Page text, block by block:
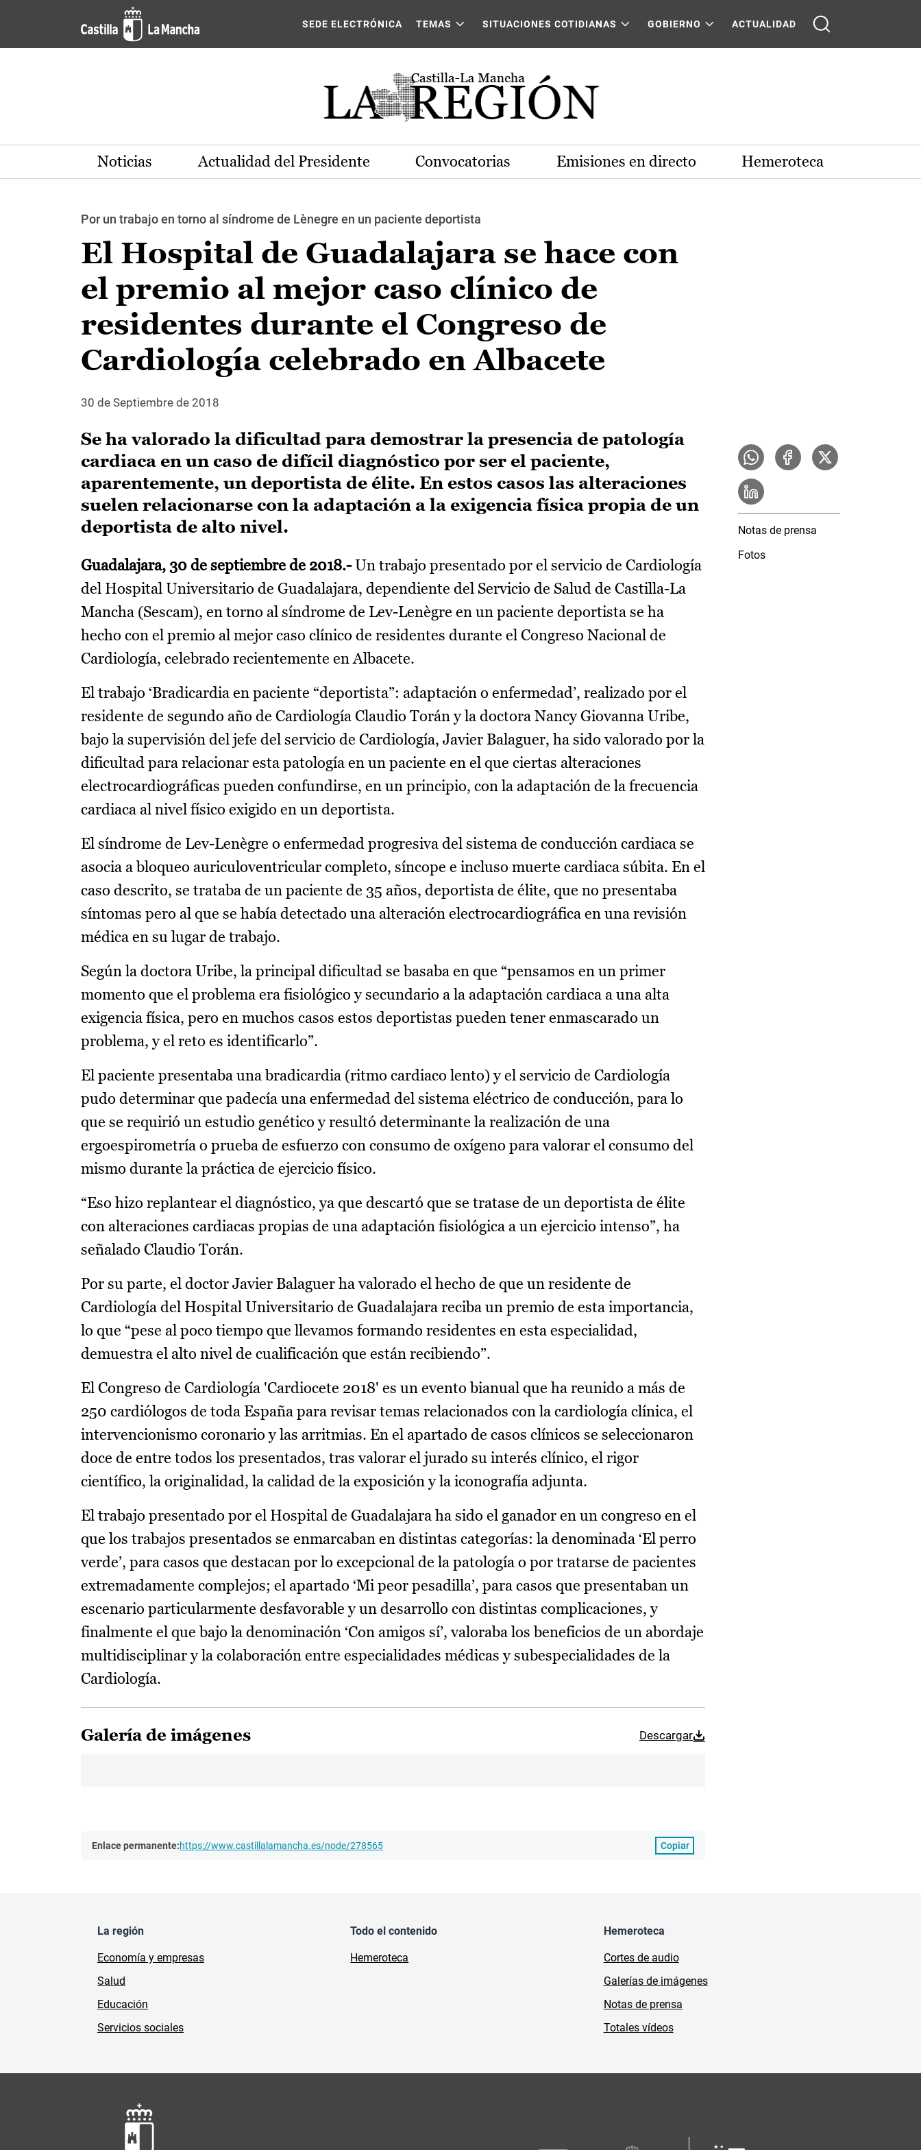
Pasar al contenido principal
SEDE ELECTRÓNICA TEMAS SITUACIONES COTIDIANAS GOBIERNO ACTUALIDAD
Noticias Actualidad del Presidente Convocatorias Emisiones en directo Hemeroteca
Por un trabajo en torno al síndrome de Lènegre en un paciente deportista
El Hospital de Guadalajara se hace con
el premio al mejor caso clínico de
residentes durante el Congreso de
Cardiología celebrado en Albacete
30 de Septiembre de 2018
Se ha valorado la dificultad para demostrar la presencia de patología
cardiaca en un caso de difícil diagnóstico por ser el paciente,
aparentemente, un deportista de élite. En estos casos las alteraciones
suelen relacionarse con la adaptación a la exigencia física propia de un
deportista de alto nivel.
Guadalajara, 30 de septiembre de 2018.-Un trabajo presentado por el servicio de Cardiología
del Hospital Universitario de Guadalajara, dependiente del Servicio de Salud de Castilla-La
Mancha (Sescam), en torno al síndrome de Lev-Lenègre en un paciente deportista se ha
hecho con el premio al mejor caso clínico de residentes durante el Congreso Nacional de
Cardiología, celebrado recientemente en Albacete.
El trabajo ‘Bradicardia en paciente “deportista”: adaptación o enfermedad’, realizado por el
residente de segundo año de Cardiología Claudio Torán y la doctora Nancy Giovanna Uribe,
bajo la supervisión del jefe del servicio de Cardiología, Javier Balaguer, ha sido valorado por la
dificultad para relacionar esta patología en un paciente en el que ciertas alteraciones
electrocardiográficas pueden confundirse, en un principio, con la adaptación de la frecuencia
cardiaca al nivel físico exigido en un deportista.
El síndrome de Lev-Lenègre o enfermedad progresiva del sistema de conducción cardiaca se
asocia a bloqueo auriculoventricular completo, síncope e incluso muerte cardiaca súbita. En el
caso descrito, se trataba de un paciente de 35 años, deportista de élite, que no presentaba
síntomas pero al que se había detectado una alteración electrocardiográfica en una revisión
médica en su lugar de trabajo.
Según la doctora Uribe, la principal dificultad se basaba en que “pensamos en un primer
momento que el problema era fisiológico y secundario a la adaptación cardiaca a una alta
exigencia física, pero en muchos casos estos deportistas pueden tener enmascarado un
problema, y el reto es identificarlo”.
El paciente presentaba una bradicardia (ritmo cardiaco lento) y el servicio de Cardiología
pudo determinar que padecía una enfermedad del sistema eléctrico de conducción, para lo
que se requirió un estudio genético y resultó determinante la realización de una
ergoespirometría o prueba de esfuerzo con consumo de oxígeno para valorar el consumo del
mismo durante la práctica de ejercicio físico.
“Eso hizo replantear el diagnóstico, ya que descartó que se tratase de un deportista de élite
con alteraciones cardiacas propias de una adaptación fisiológica a un ejercicio intenso”, ha
señalado Claudio Torán.
Por su parte, el doctor Javier Balaguer ha valorado el hecho de que un residente de
Cardiología del Hospital Universitario de Guadalajara reciba un premio de esta importancia,
lo que “pese al poco tiempo que llevamos formando residentes en esta especialidad,
demuestra el alto nivel de cualificación que están recibiendo”.
El Congreso de Cardiología 'Cardiocete 2018' es un evento bianual que ha reunido a más de
250 cardiólogos de toda España para revisar temas relacionados con la cardiología clínica, el
intervencionismo coronario y las arritmias. En el apartado de casos clínicos se seleccionaron
doce de entre todos los presentados, tras valorar el jurado su interés clínico, el rigor
científico, la originalidad, la calidad de la exposición y la iconografía adjunta.
El trabajo presentado por el Hospital de Guadalajara ha sido el ganador en un congreso en el
que los trabajos presentados se enmarcaban en distintas categorías: la denominada ‘El perro
verde’, para casos que destacan por lo excepcional de la patología o por tratarse de pacientes
extremadamente complejos; el apartado ‘Mi peor pesadilla’, para casos que presentaban un
escenario particularmente desfavorable y un desarrollo con distintas complicaciones, y
finalmente el que bajo la denominación ‘Con amigos sí’, valoraba los beneficios de un abordaje
multidisciplinar y la colaboración entre especialidades médicas y subespecialidades de la
Cardiología.
Galería de imágenes Descargar
Enlace permanente:https://www.castillalamancha.es/node/278565 Copiar
Notas de prensa
Fotos
La región
Economía y empresas
Salud
Educación
Servicios sociales
Todo el contenido
Hemeroteca
Hemeroteca
Cortes de audio
Galerías de imágenes
Notas de prensa
Totales vídeos